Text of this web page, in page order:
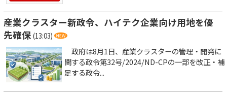
産業クラスター新政令、ハイテク企業向け用地を優
先確保 (13:03)
政府は8月1日、産業クラスターの管理・開発に
関する政令第32号/2024/ND-CPの一部を改正・補
足する政令...